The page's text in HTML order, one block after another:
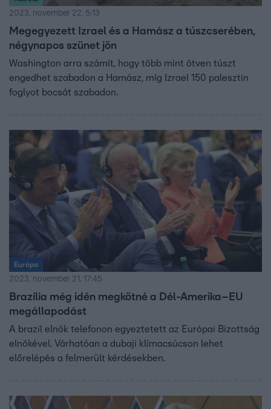
2023. november 22. 5:13
Megegyezett Izrael és a Hamász a túszcserében,
négynapos szünet jön
Washington arra számít, hogy több mint ötven túszt
engedhet szabadon a Hamász, míg Izrael 150 palesztin
foglyot bocsát szabadon.
Európa
2023. november 21. 17:45
Brazília még idén megkötné a Dél-Amerika–EU
megállapodást
A brazil elnök telefonon egyeztetett az Európai Bizottság
elnökével. Várhatóan a dubaji klímacsúcson lehet
előrelépés a felmerült kérdésekben.